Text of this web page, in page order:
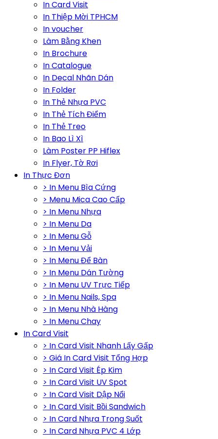
In Card Visit
In Thiệp Mời TPHCM
In voucher
Làm Bằng Khen
In Brochure
In Catalogue
In Decal Nhãn Dán
In Folder
In Thẻ Nhựa PVC
In Thẻ Tích Điểm
In Thẻ Treo
In Bao Lì Xì
Làm Poster PP Hiflex
In Flyer, Tờ Rơi
In Thực Đơn
> In Menu Bìa Cứng
> Menu Mica Cao Cấp
> In Menu Nhựa
> In Menu Da
> In Menu Gỗ
> In Menu Vải
> In Menu Để Bàn
> In Menu Dán Tường
> In Menu UV Trực Tiếp
> In Menu Nails, Spa
> In Menu Nhà Hàng
> In Menu Chay
In Card Visit
> In Card Visit Nhanh Lấy Gấp
> Giá In Card Visit Tổng Hợp
> In Card Visit Ép Kim
> In Card Visit UV Spot
> In Card Visit Dập Nổi
> In Card Visit Bồi Sandwich
> In Card Nhựa Trong Suốt
> In Card Nhựa PVC 4 Lớp